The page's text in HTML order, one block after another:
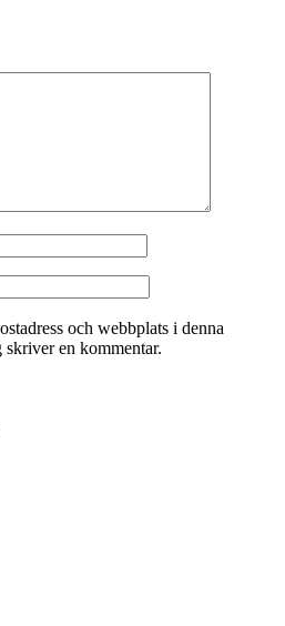
och webbplats i denna
skriver en kommentar.